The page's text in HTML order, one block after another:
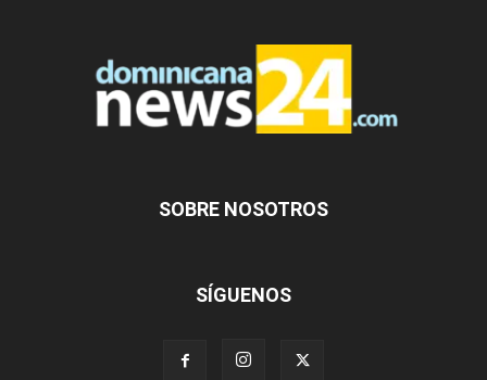
SOBRE NOSOTROS
SÍGUENOS